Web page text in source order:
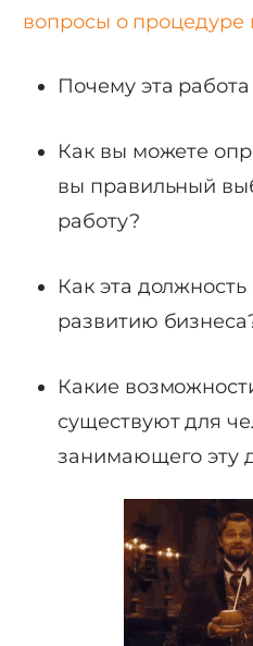
вопросы о процедуре
Почему эта
Как вы можете
вы правильный
работу?
Как эта должность
развитию
Какие
существуют для
занимающего эту